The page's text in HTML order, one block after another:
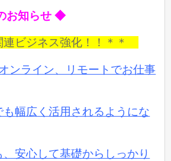
お知らせ ◆
ビジネス強化！！＊＊
ンライン、リモートでお仕事
も幅広く活用されるようにな
安心して基礎からしっかり